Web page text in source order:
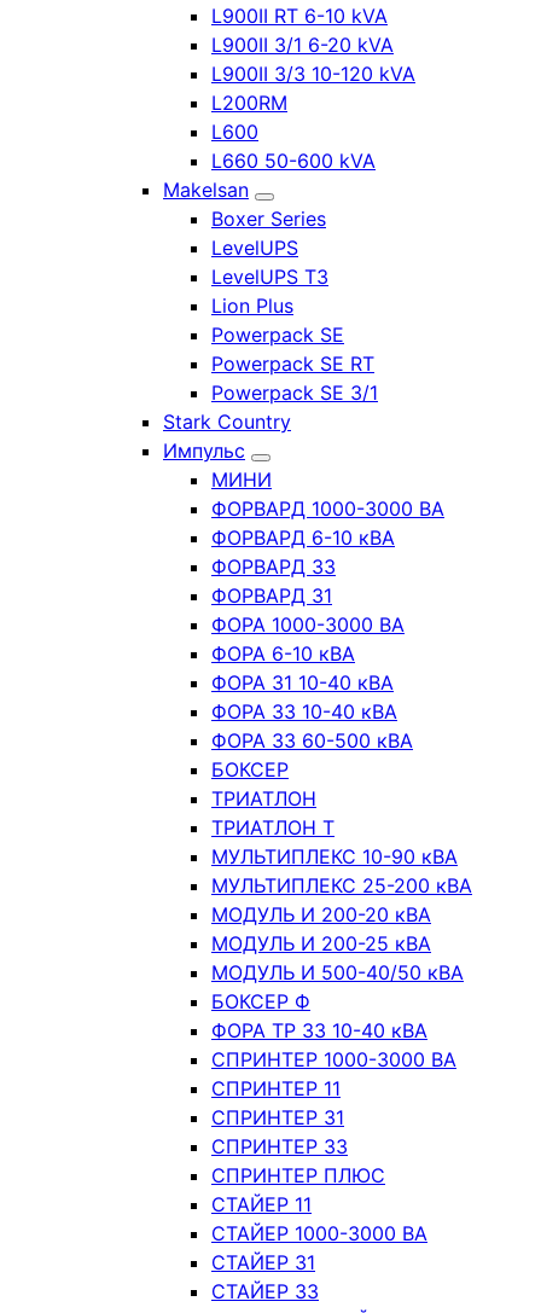
L900II RT 6-10 kVA
L900II 3/1 6-20 kVA
L900II 3/3 10-120 kVA
L200RM
L600
L660 50-600 kVA
Makelsan
Boxer Series
LevelUPS
LevelUPS T3
Lion Plus
Powerpack SE
Powerpack SE RT
Powerpack SE 3/1
Stark Country
Импульс
МИНИ
ФОРВАРД 1000-3000 ВА
ФОРВАРД 6-10 кВА
ФОРВАРД 33
ФОРВАРД 31
ФОРА 1000-3000 ВА
ФОРА 6-10 кВА
ФОРА 31 10-40 кВА
ФОРА 33 10-40 кВА
ФОРА 33 60-500 кВА
БОКСЕР
ТРИАТЛОН
ТРИАТЛОН Т
МУЛЬТИПЛЕКС 10-90 кВА
МУЛЬТИПЛЕКС 25-200 кВА
МОДУЛЬ И 200-20 кВА
МОДУЛЬ И 200-25 кВА
МОДУЛЬ И 500-40/50 кВА
БОКСЕР Ф
ФОРА ТР 33 10-40 кВА
СПРИНТЕР 1000-3000 ВА
СПРИНТЕР 11
СПРИНТЕР 31
СПРИНТЕР 33
СПРИНТЕР ПЛЮС
СТАЙЕР 11
СТАЙЕР 1000-3000 ВА
СТАЙЕР 31
СТАЙЕР 33